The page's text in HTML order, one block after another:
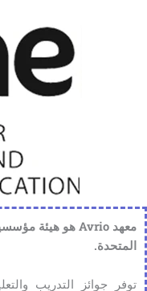
المتحدة.
توفر جوائز التدريب